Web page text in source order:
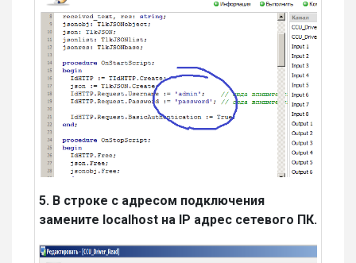
5. В строке с адресом подключения
замените localhost на IP адрес сетевого ПК.